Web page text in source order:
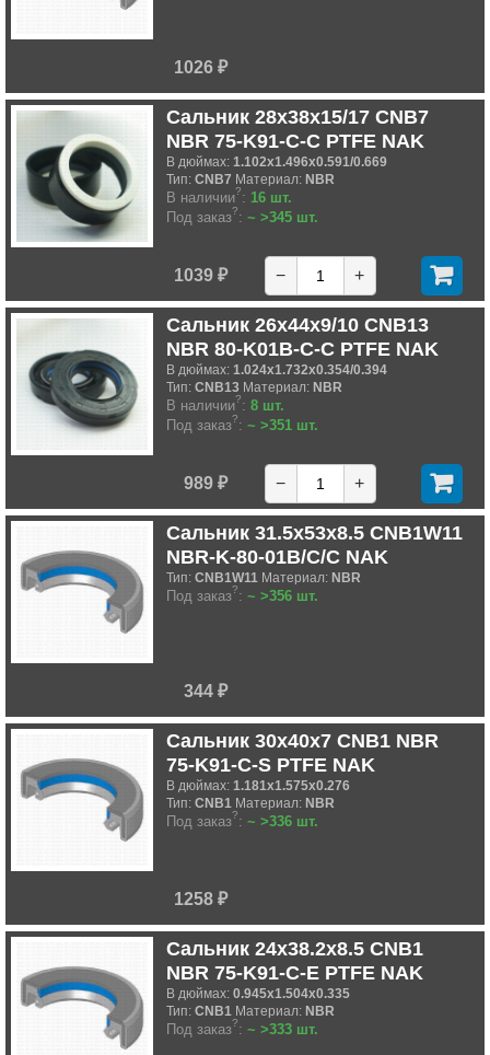
1026 ₽
Сальник 28x38x15/17 CNB7
NBR 75-K91-C-C PTFE NAK
В дюймах: 1.102x1.496x0.591/0.669
Тип: CNB7 Материал: NBR
В наличии?: 16 шт.
Под заказ?: ~ >345 шт.
1039 ₽ − +
Сальник 26x44x9/10 CNB13
NBR 80-K01B-C-C PTFE NAK
В дюймах: 1.024x1.732x0.354/0.394
Тип: CNB13 Материал: NBR
В наличии?: 8 шт.
Под заказ?: ~ >351 шт.
989 ₽ − +
Сальник 31.5x53x8.5 CNB1W11
NBR-K-80-01B/C/C NAK
Тип: CNB1W11 Материал: NBR
Под заказ?: ~ >356 шт.
344 ₽
Сальник 30x40x7 CNB1 NBR
75-K91-C-S PTFE NAK
В дюймах: 1.181x1.575x0.276
Тип: CNB1 Материал: NBR
Под заказ?: ~ >336 шт.
1258 ₽
Сальник 24x38.2x8.5 CNB1
NBR 75-K91-C-E PTFE NAK
В дюймах: 0.945x1.504x0.335
Тип: CNB1 Материал: NBR
Под заказ?: ~ >333 шт.